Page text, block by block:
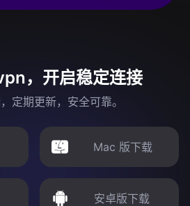
，开启稳定连接
定期更新，安全可靠。
Mac 版下载
安卓版下载